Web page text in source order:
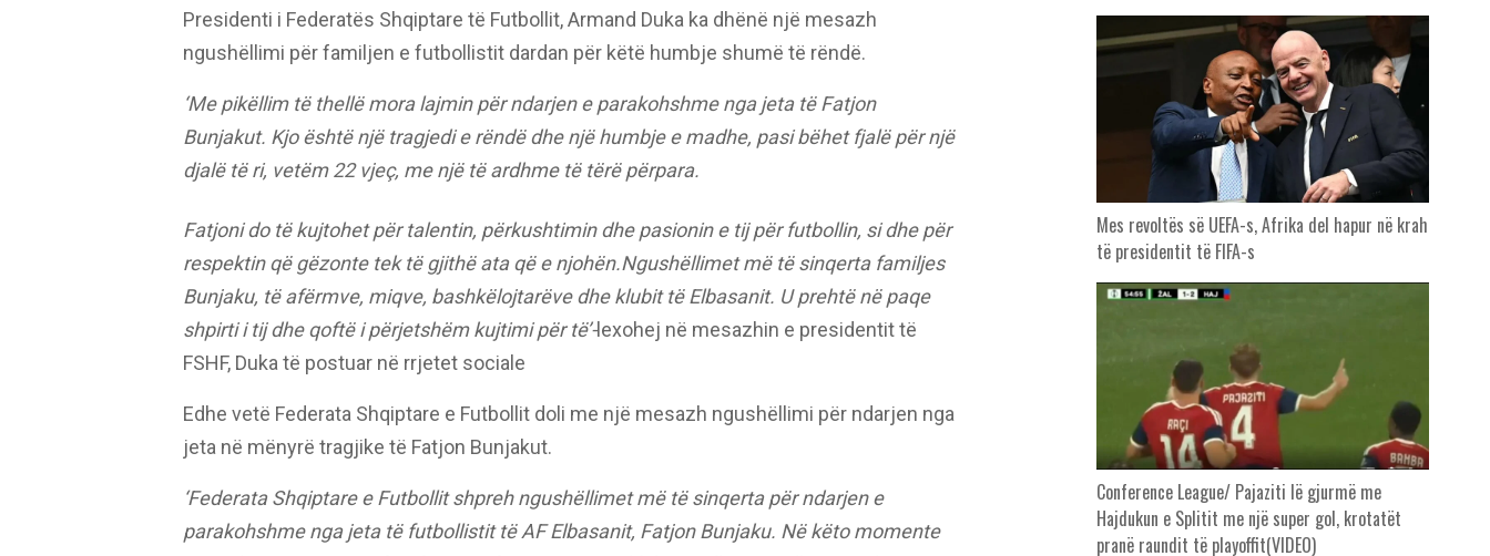
Presidenti i Federatës Shqiptare të Futbollit, Armand Duka ka dhënë një mesazh
ngushëllimi për familjen e futbollistit dardan për këtë humbje shumë të rëndë.
‘Me pikëllim të thellë mora lajmin për ndarjen e parakohshme nga jeta të Fatjon
Bunjakut. Kjo është një tragjedi e rëndë dhe një humbje e madhe, pasi bëhet fjalë për një
djalë të ri, vetëm 22 vjeç, me një të ardhme të tërë përpara.
Fatjoni do të kujtohet për talentin, përkushtimin dhe pasionin e tij për futbollin, si dhe për
respektin që gëzonte tek të gjithë ata që e njohën.Ngushëllimet më të sinqerta familjes
Bunjaku, të afërmve, miqve, bashkëlojtarëve dhe klubit të Elbasanit. U prehtë në paqe
shpirti i tij dhe qoftë i përjetshëm kujtimi për të’-lexohej në mesazhin e presidentit të
FSHF, Duka të postuar në rrjetet sociale
Edhe vetë Federata Shqiptare e Futbollit doli me një mesazh ngushëllimi për ndarjen nga
jeta në mënyrë tragjike të Fatjon Bunjakut.
‘Federata Shqiptare e Futbollit shpreh ngushëllimet më të sinqerta për ndarjen e
parakohshme nga jeta të futbollistit të AF Elbasanit, Fatjon Bunjaku. Në këto momente
Mes revoltës së UEFA-s, Afrika del hapur në krah
të presidentit të FIFA-s
Conference League/ Pajaziti lë gjurmë me
Hajdukun e Splitit me një super gol, krotatët
pranë raundit të playoffit(VIDEO)